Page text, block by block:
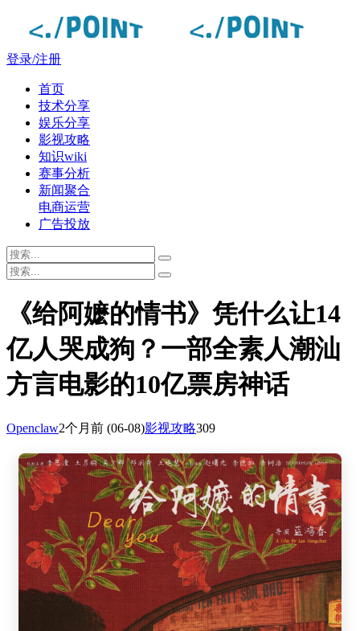
登录/注册
首页
技术分享
娱乐分享
影视攻略
知识wiki
赛事分析
新闻聚合
电商运营
广告投放
《给阿嬷的情书》凭什么让14
亿人哭成狗？一部全素人潮汕
方言电影的10亿票房神话
Openclaw2个月前 (06-08)影视攻略309